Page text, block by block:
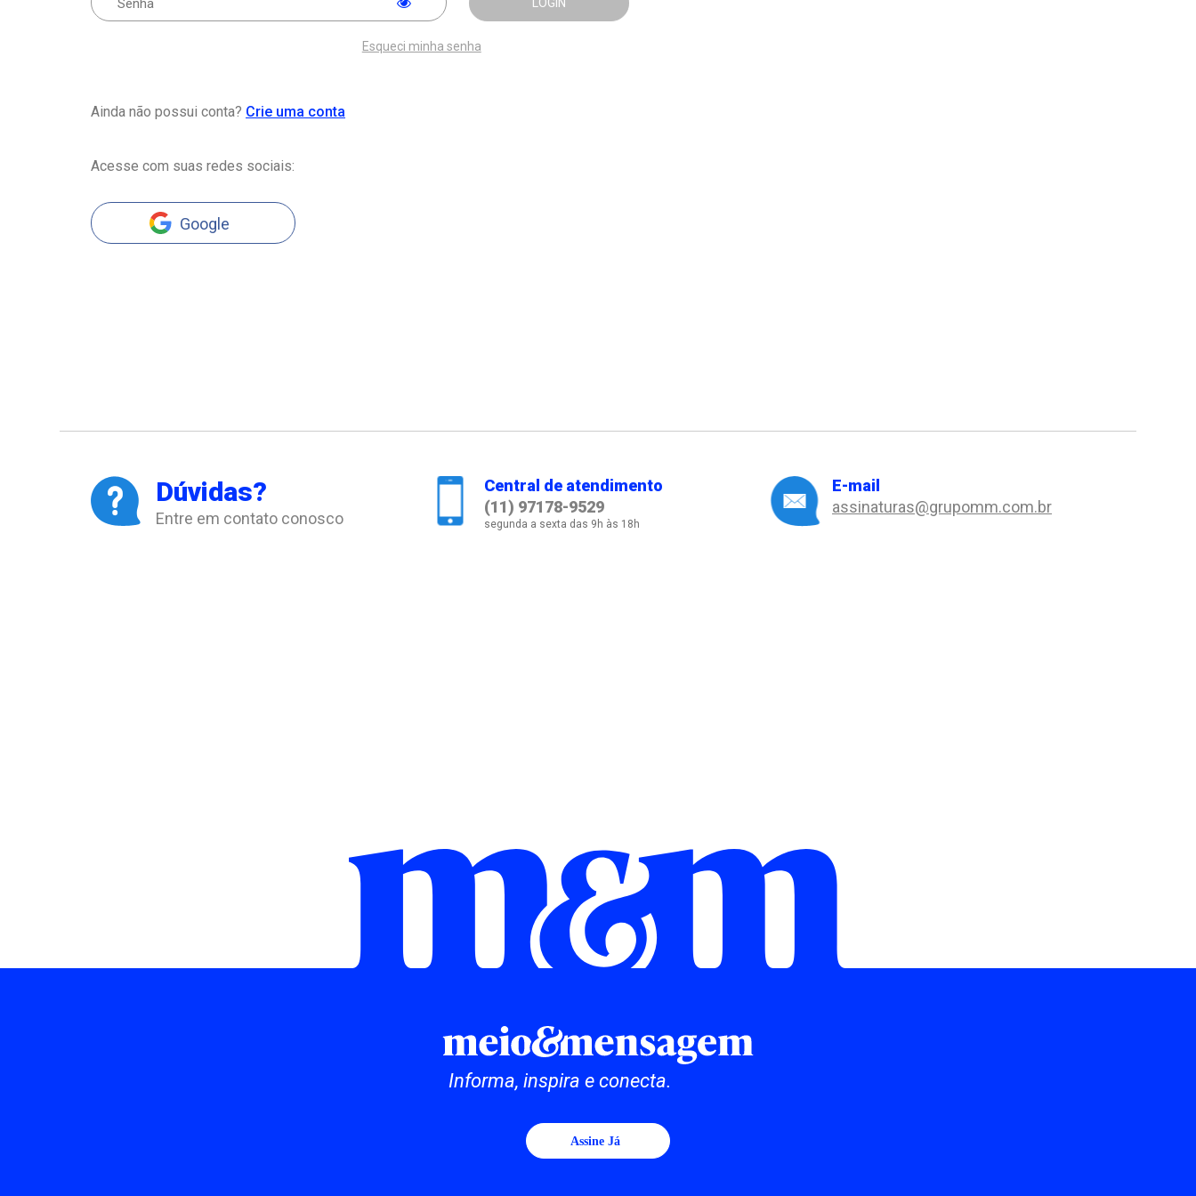
Esqueci minha senha
Ainda não possui conta? Crie uma conta
Acesse com suas redes sociais:
Google
Dúvidas?
Entre em contato conosco
Central de atendimento
(11) 97178-9529
segunda a sexta das 9h às 18h
E-mail
assinaturas@grupomm.com.br
Informa, inspira e conecta.
Assine Já